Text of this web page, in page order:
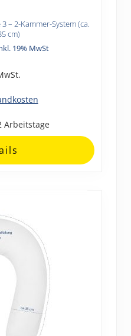
– 2-Kammer-System (ca.
cm)
19% MwSt
Arbeitstage